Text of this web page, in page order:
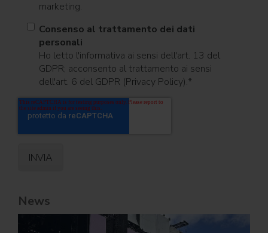
marketing.
Consenso al trattamento dei dati
personali
Ho letto l'informativa ai sensi dell'art. 13 del
GDPR; acconsento al trattamento ai sensi
dell'art. 6 del GDPR (Privacy Policy).*
News